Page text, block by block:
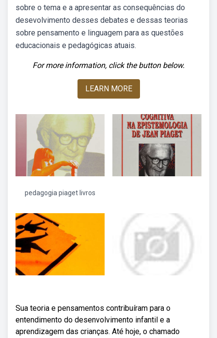
sobre o tema e a apresentar as consequências do
desevolvimento desses debates e dessas teorias
sobre pensamento e linguagem para as questões
educacionais e pedagógicas atuais.
For more information, click the button below.
LEARN MORE
pedagogia piaget livros
Sua teoria e pensamentos contribuíram para o
entendimento do desenvolvimento infantil e a
aprendizagem das crianças. Até hoje, o chamado